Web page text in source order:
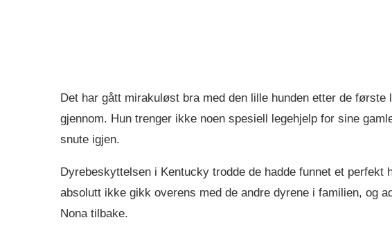
Det har gått mirakuløst bra med den lille hunden etter de første
gjennom. Hun trenger ikke noen spesiell legehjelp for sine
snute igjen.
Dyrebeskyttelsen i Kentucky trodde de hadde funnet et perfekt
absolutt ikke gikk overens med de andre dyrene i familien, og
Nona tilbake.